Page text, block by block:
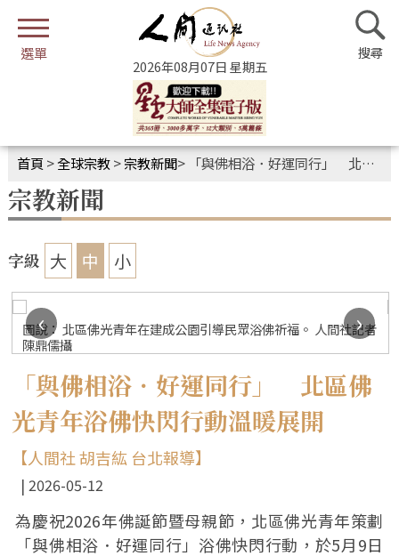
2026年08月07日 星期五
首頁 >全球宗教>宗教新聞> 「與佛相浴．好運同行」 北區佛光青年浴佛快閃行動溫暖展開
宗教新聞
字級 大 中 小
圖說： 北區佛光青年在建成公園引導民眾浴佛祈福。 人間社記者
陳鼎儒攝
‹
›
「與佛相浴．好運同行」 北區佛
光青年浴佛快閃行動溫暖展開
【人間社 胡吉紘 台北報導】
2026-05-12
為慶祝2026年佛誕節暨母親節，北區佛光青年策劃
「與佛相浴．好運同行」浴佛快閃行動，於5月9日